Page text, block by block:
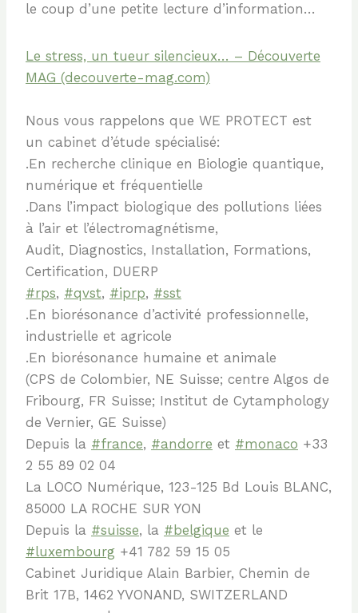
le coup d’une petite lecture d’information…
Le stress, un tueur silencieux… – Découverte
MAG (decouverte-mag.com)
Nous vous rappelons que WE PROTECT est
un cabinet d’étude spécialisé:
.En recherche clinique en Biologie quantique,
numérique et fréquentielle
.Dans l’impact biologique des pollutions liées
à l’air et l’électromagnétisme,
Audit, Diagnostics, Installation, Formations,
Certification, DUERP
#rps, #qvst, #iprp, #sst
.En biorésonance d’activité professionnelle,
industrielle et agricole
.En biorésonance humaine et animale
(CPS de Colombier, NE Suisse; centre Algos de
Fribourg, FR Suisse; Institut de Cytamphology
de Vernier, GE Suisse)
Depuis la #france, #andorre et #monaco +33
2 55 89 02 04
La LOCO Numérique, 123-125 Bd Louis BLANC,
85000 LA ROCHE SUR YON
Depuis la #suisse, la #belgique et le
#luxembourg +41 782 59 15 05
Cabinet Juridique Alain Barbier, Chemin de
Brit 17B, 1462 YVONAND, SWITZERLAND